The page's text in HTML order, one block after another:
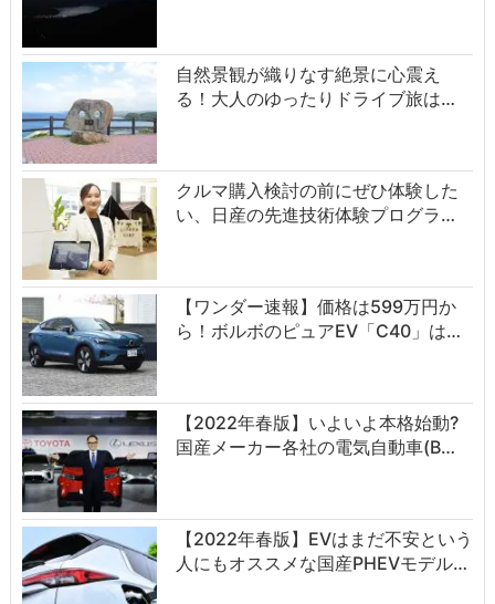
自然景観が織りなす絶景に心震え
る！大人のゆったりドライブ旅は…
クルマ購入検討の前にぜひ体験した
い、日産の先進技術体験プログラ…
【ワンダー速報】価格は599万円か
ら！ボルボのピュアEV「C40」は…
【2022年春版】いよいよ本格始動?
国産メーカー各社の電気自動車(B…
【2022年春版】EVはまだ不安という
人にもオススメな国産PHEVモデル…